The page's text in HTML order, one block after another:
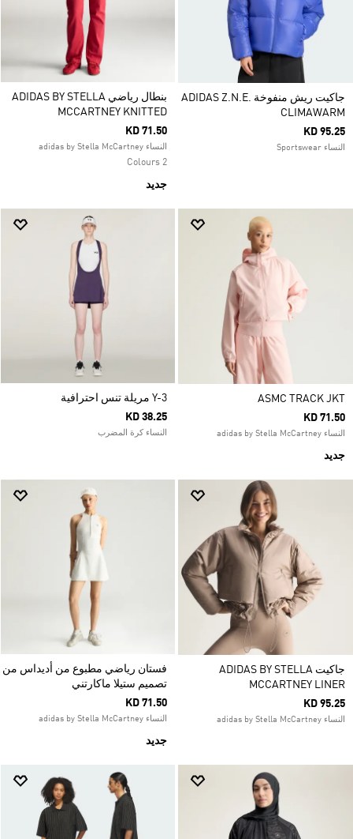
جاكيت ريش منفوخة ADIDAS Z.N.E.
CLIMAWARM
KD 95.25
النساء Sportswear
بنطال رياضي ADIDAS BY STELLA
MCCARTNEY KNITTED
KD 71.50
النساء adidas by Stella McCartney
2 Colours
جديد
ASMC TRACK JKT
KD 71.50
النساء adidas by Stella McCartney
جديد
Y-3 مريلة تنس احترافية
KD 38.25
النساء كرة المضرب
جاكيت ADIDAS BY STELLA
MCCARTNEY LINER
KD 95.25
النساء adidas by Stella McCartney
فستان رياضي مطبوع من أديداس من
تصميم ستيلا ماكارتني
KD 71.50
النساء adidas by Stella McCartney
جديد